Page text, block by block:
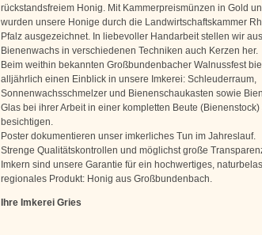
rückstandsfreiem Honig. Mit Kammerpreismünzen in Gold
wurden unsere Honige durch die Landwirtschaftskammer
Pfalz ausgezeichnet. In liebevoller Handarbeit stellen wir
Bienenwachs in verschiedenen Techniken auch Kerzen her.
Beim weithin bekannten Großbundenbacher Walnussfest
alljährlich einen Einblick in unsere Imkerei: Schleuderraum,
Sonnenwachsschmelzer und Bienenschaukasten sowie
Glas bei ihrer Arbeit in einer kompletten Beute (Bienenstock)
besichtigen.
Poster dokumentieren unser imkerliches Tun im Jahreslauf.
Strenge Qualitätskontrollen und möglichst große
Imkern sind unsere Garantie für ein hochwertiges,
regionales Produkt: Honig aus Großbundenbach.
Ihre Imkerei Gries